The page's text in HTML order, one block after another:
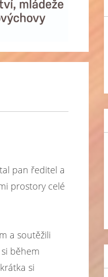
pan ředitel a
prostory celé
a soutěžili
během
si